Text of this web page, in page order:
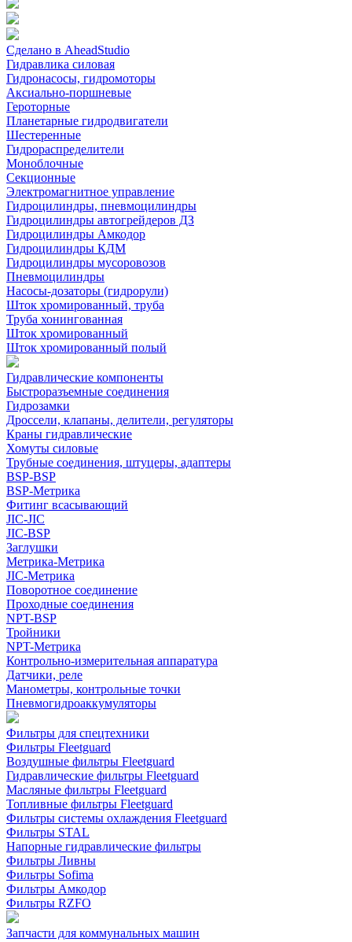
Сделано в AheadStudio
Гидравлика силовая
Гидронасосы, гидромоторы
Аксиально-поршневые
Героторные
Планетарные гидродвигатели
Шестеренные
Гидрораспределители
Моноблочные
Секционные
Электромагнитное управление
Гидроцилиндры, пневмоцилиндры
Гидроцилиндры автогрейдеров ДЗ
Гидроцилиндры Амкодор
Гидроцилиндры КДМ
Гидроцилиндры мусоровозов
Пневмоцилиндры
Насосы-дозаторы (гидрорули)
Шток хромированный, труба
Труба хонингованная
Шток хромированный
Шток хромированный полый
Гидравлические компоненты
Быстроразъемные соединения
Гидрозамки
Дроссели, клапаны, делители, регуляторы
Краны гидравлические
Хомуты силовые
Трубные соединения, штуцеры, адаптеры
BSP-BSP
BSP-Метрика
Фитинг всасывающий
JIC-JIC
JIC-BSP
Заглушки
Метрика-Метрика
JIC-Метрика
Поворотное соединение
Проходные соединения
NPT-BSP
Тройники
NPT-Метрика
Контрольно-измерительная аппаратура
Датчики, реле
Манометры, контрольные точки
Пневмогидроаккумуляторы
Фильтры для спецтехники
Фильтры Fleetguard
Воздушные фильтры Fleetguard
Гидравлические фильтры Fleetguard
Масляные фильтры Fleetguard
Топливные фильтры Fleetguard
Фильтры системы охлаждения Fleetguard
Фильтры STAL
Напорные гидравлические фильтры
Фильтры Ливны
Фильтры Sofima
Фильтры Амкодор
Фильтры RZFO
Запчасти для коммунальных машин